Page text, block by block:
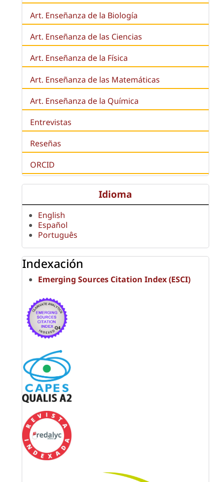
Art. Enseñanza de la Biología
Art. Enseñanza de las Ciencias
Art. Enseñanza de la Física
Art. Enseñanza de las Matemáticas
Art. Enseñanza de la Química
Entrevistas
Reseñas
ORCID
Idioma
English
Español
Português
Indexación
Emerging Sources Citation Index (ESCI)